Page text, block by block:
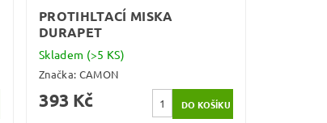
PROTIHLTACÍ MISKA
DURAPET
Skladem (>5 KS)
Značka: CAMON
393 Kč